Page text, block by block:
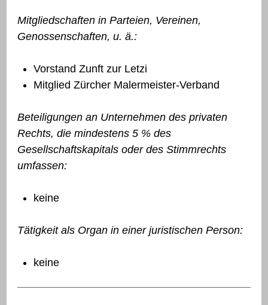
Mitgliedschaften in Parteien, Vereinen,
Genossenschaften, u. ä.:
Vorstand Zunft zur Letzi
Mitglied Zürcher Malermeister-Verband
Beteiligungen an Unternehmen des privaten
Rechts, die mindestens 5 % des
Gesellschaftskapitals oder des Stimmrechts
umfassen:
keine
Tätigkeit als Organ in einer juristischen Person:
keine